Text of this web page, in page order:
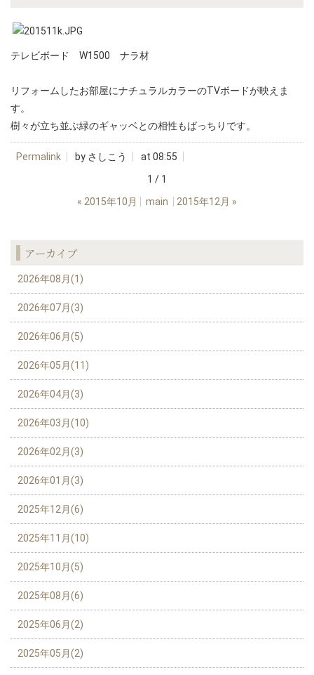
テレビボード W1500 ナラ材
リフォームしたお部屋にナチュラルカラーのTVボードが映えま
す。
樹々が立ち並ぶ緑のギャッベとの相性もばっちりです。
Permalink by さしこう
at 08:55
1 / 1
« 2015年10月 main 2015年12月 »
アーカイブ
2026年08月(1)
2026年07月(3)
2026年06月(5)
2026年05月(11)
2026年04月(3)
2026年03月(10)
2026年02月(3)
2026年01月(3)
2025年12月(6)
2025年11月(10)
2025年10月(5)
2025年08月(6)
2025年06月(2)
2025年05月(2)